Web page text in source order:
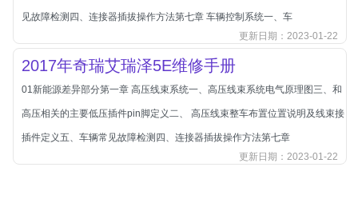
奔腾
奔腾
奔驰
宝沃
见故障检测四、连接器插拔操作方法第七章 车辆控制系统一、车
更新日期：2023-01-22
2017年奇瑞艾瑞泽5E维修手册
01新能源差异部分第一章 高压线束系统一、高压线束系统电气原理图三、和
高压相关的主要低压插件pin脚定义二、 高压线束整车布置位置说明及线束接
插件定义五、车辆常见故障检测四、连接器插拔操作方法第七章
更新日期：2023-01-22